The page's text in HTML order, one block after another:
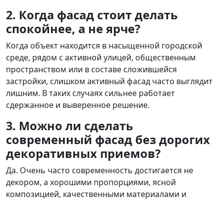
2. Когда фасад стоит делать
спокойнее, а не ярче?
Когда объект находится в насыщенной городской
среде, рядом с активной улицей, общественным
пространством или в составе сложившейся
застройки, слишком активный фасад часто выглядит
лишним. В таких случаях сильнее работает
сдержанное и выверенное решение.
3. Можно ли сделать
современный фасад без дорогих
декоративных приемов?
Да. Очень часто современность достигается не
декором, а хорошими пропорциями, ясной
композицией, качественными материалами и